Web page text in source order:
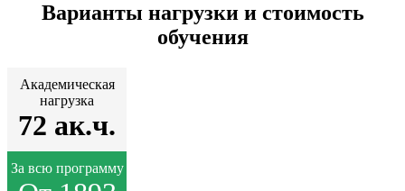
Варианты нагрузки и стоимость
обучения
Академическая
нагрузка
72 ак.ч.
За всю программу